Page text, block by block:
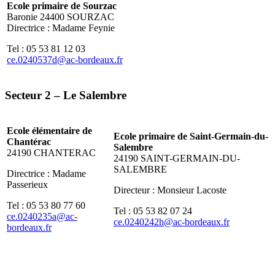
Ecole primaire de Sourzac
Baronie 24400 SOURZAC
Directrice : Madame Feynie
Tel : 05 53 81 12 03
ce.0240537d@ac-bordeaux.fr
Secteur 2 – Le Salembre
Ecole élémentaire de
Chantérac
24190 CHANTERAC
Directrice : Madame
Passerieux
Tel : 05 53 80 77 60
ce.0240235a@ac-
bordeaux.fr
Ecole primaire de Saint-Germain-du-
Salembre
24190 SAINT-GERMAIN-DU-
SALEMBRE
Directeur : Monsieur Lacoste
Tel : 05 53 82 07 24
ce.0240242h@ac-bordeaux.fr